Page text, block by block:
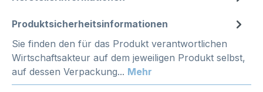
Produktsicherheitsinformationen
Sie finden den für das Produkt verantwortlichen
Wirtschaftsakteur auf dem jeweiligen Produkt selbst,
auf dessen Verpackung... Mehr